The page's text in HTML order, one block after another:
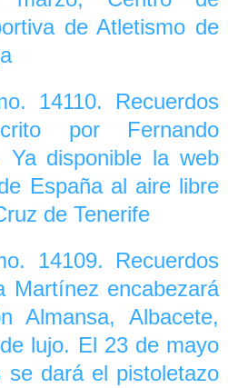
de Atletismo de
14110. Recuerdos
por Fernando
Ya disponible la web
España al aire libre
de Tenerife
14109. Recuerdos
Martínez encabezará
Almansa, Albacete,
lujo. El 23 de mayo
dará el pistoletazo